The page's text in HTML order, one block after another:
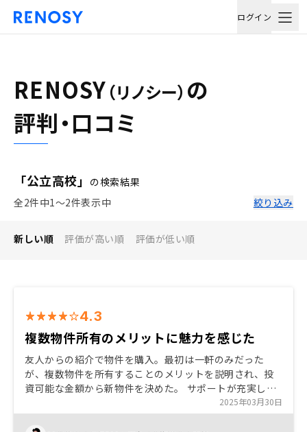
ログイン
RENOSY （リノシー） の
評判・口コミ
「公立高校」 の検索結果
全2件中1〜2件表示中
絞り込み
新しい順 評価が高い順 評価が低い順
4.3
複数物件所有のメリットに魅力を感じた
友人からの紹介で物件を購入。最初は一軒のみだった
が、複数物件を所有することのメリットを説明され、投
資可能な金額から新物件を決めた。 サポートが充実して
おり、安心して物件の管理を委託することができてい
る。 書類手続きのフローの簡素化
2025年03月30日